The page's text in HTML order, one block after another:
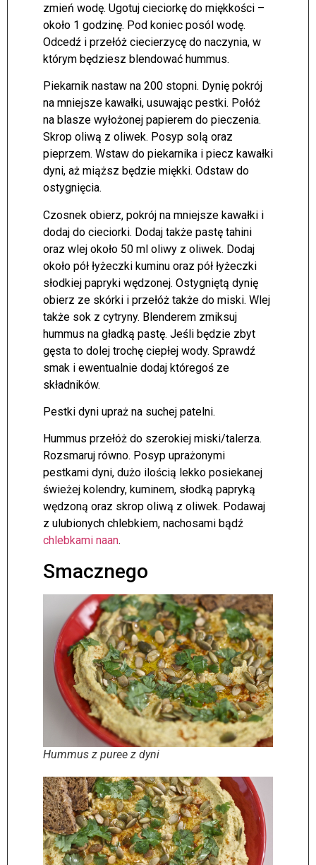
zmień wodę. Ugotuj cieciorkę do miękkości –
około 1 godzinę. Pod koniec posól wodę.
Odcedź i przełóż ciecierzycę do naczynia, w
którym będziesz blendować hummus.
Piekarnik nastaw na 200 stopni. Dynię pokrój
na mniejsze kawałki, usuwając pestki. Połóż
na blasze wyłożonej papierem do pieczenia.
Skrop oliwą z oliwek. Posyp solą oraz
pieprzem. Wstaw do piekarnika i piecz kawałki
dyni, aż miąższ będzie miękki. Odstaw do
ostygnięcia.
Czosnek obierz, pokrój na mniejsze kawałki i
dodaj do cieciorki. Dodaj także pastę tahini
oraz wlej około 50 ml oliwy z oliwek. Dodaj
około pół łyżeczki kuminu oraz pół łyżeczki
słodkiej papryki wędzonej. Ostygniętą dynię
obierz ze skórki i przełóż także do miski. Wlej
także sok z cytryny. Blenderem zmiksuj
hummus na gładką pastę. Jeśli będzie zbyt
gęsta to dolej trochę ciepłej wody. Sprawdź
smak i ewentualnie dodaj któregoś ze
składników.
Pestki dyni upraż na suchej patelni.
Hummus przełóż do szerokiej miski/talerza.
Rozsmaruj równo. Posyp uprażonymi
pestkami dyni, dużo ilością lekko posiekanej
świeżej kolendry, kuminem, słodką papryką
wędzoną oraz skrop oliwą z oliwek. Podawaj
z ulubionych chlebkiem, nachosami bądź
chlebkami naan.
Smacznego
Hummus z puree z dyni